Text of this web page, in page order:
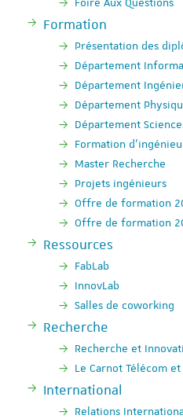
Formation
Présentation des
Département
Département
Département
Département
Formation
Master Recherche
Projets ingénieurs
Offre de formation
Offre de formation
Ressources
FabLab
InnovLab
Salles de coworking
Recherche
Recherche et
Le Carnot Télécom
International
Relations